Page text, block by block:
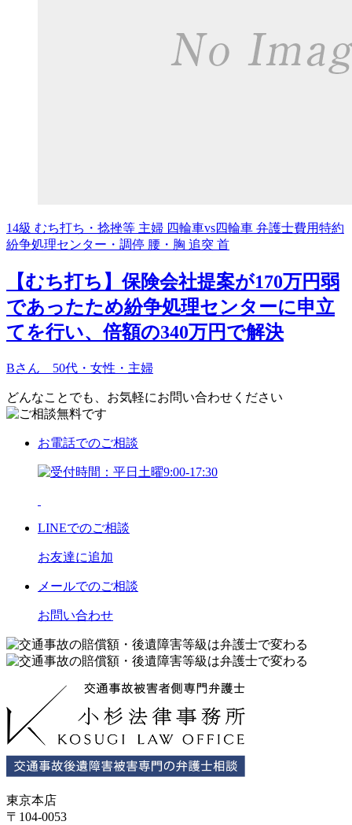
14級 むち打ち・捻挫等 主婦 四輪車vs四輪車 弁護士費用特約
紛争処理センター・調停 腰・胸 追突 首
【むち打ち】保険会社提案が170万円弱
であったため紛争処理センターに申立
てを行い、倍額の340万円で解決
Bさん 50代・女性・主婦
どんなことでも、お気軽にお問い合わせください
お電話でのご相談
LINEでのご相談
お友達に追加
メールでのご相談
お問い合わせ
東京本店
〒104-0053